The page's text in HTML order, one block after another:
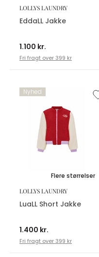
LOLLYS LAUNDRY
EddaLL Jakke
1.100 kr.
Fri fragt over 399 kr
Nyhed
Flere størrelser
LOLLYS LAUNDRY
LuaLL Short Jakke
1.400 kr.
Fri fragt over 399 kr